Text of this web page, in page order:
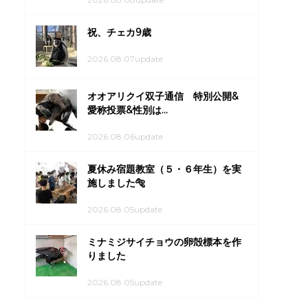
祝、チェカ9歳
2026.08.07update
オオアリクイ双子通信 特別公開&
愛称投票&性別は...
2026.08.06update
夏休み宿題教室（５・６年生）を実
施しました🐅
2026.08.05update
ミナミジサイチョウの卵殻標本を作
りました
2026.08.05update